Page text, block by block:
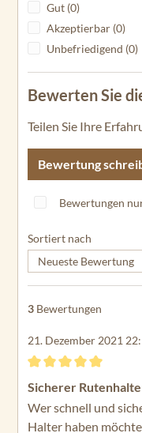
Gut (0)
Akzeptierbar (0)
Unbefriedigend (0)
Bewerten Sie
Teilen Sie Ihre
Bewertung
Bewertungen
Sortiert nach
3 Bewertungen
21. Dezember 2021
Bewertung mit 5 von
Sicherer
Wer schnell und
Halter haben